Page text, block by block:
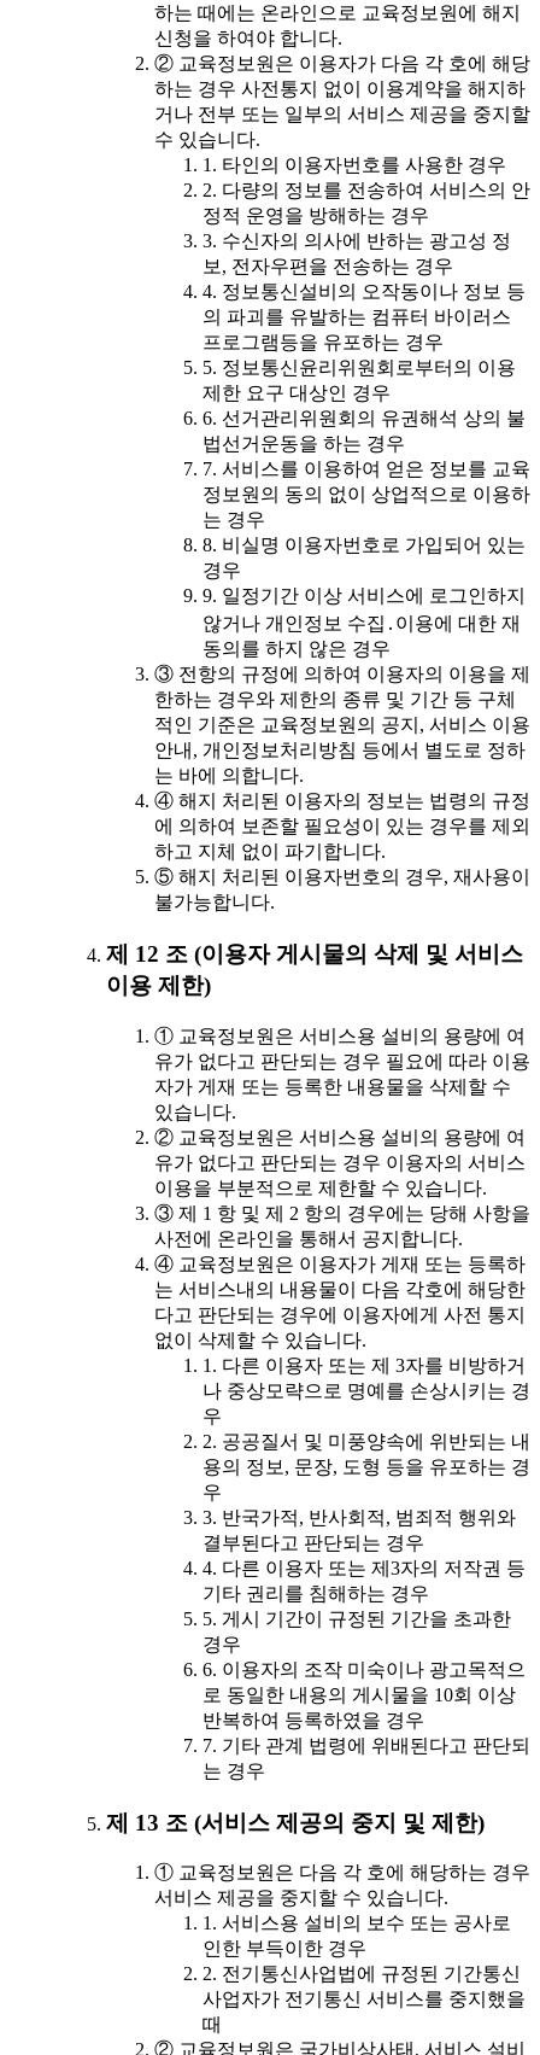
하는 때에는 온라인으로 교육정보원에 해지
신청을 하여야 합니다.
② 교육정보원은 이용자가 다음 각 호에 해당
하는 경우 사전통지 없이 이용계약을 해지하
거나 전부 또는 일부의 서비스 제공을 중지할
수 있습니다.
1. 타인의 이용자번호를 사용한 경우
2. 다량의 정보를 전송하여 서비스의 안
정적 운영을 방해하는 경우
3. 수신자의 의사에 반하는 광고성 정
보, 전자우편을 전송하는 경우
4. 정보통신설비의 오작동이나 정보 등
의 파괴를 유발하는 컴퓨터 바이러스
프로그램등을 유포하는 경우
5. 정보통신윤리위원회로부터의 이용
제한 요구 대상인 경우
6. 선거관리위원회의 유권해석 상의 불
법선거운동을 하는 경우
7. 서비스를 이용하여 얻은 정보를 교육
정보원의 동의 없이 상업적으로 이용하
는 경우
8. 비실명 이용자번호로 가입되어 있는
경우
9. 일정기간 이상 서비스에 로그인하지
않거나 개인정보 수집․이용에 대한 재
동의를 하지 않은 경우
③ 전항의 규정에 의하여 이용자의 이용을 제
한하는 경우와 제한의 종류 및 기간 등 구체
적인 기준은 교육정보원의 공지, 서비스 이용
안내, 개인정보처리방침 등에서 별도로 정하
는 바에 의합니다.
④ 해지 처리된 이용자의 정보는 법령의 규정
에 의하여 보존할 필요성이 있는 경우를 제외
하고 지체 없이 파기합니다.
⑤ 해지 처리된 이용자번호의 경우, 재사용이
불가능합니다.
제 12 조 (이용자 게시물의 삭제 및 서비스
이용 제한)
① 교육정보원은 서비스용 설비의 용량에 여
유가 없다고 판단되는 경우 필요에 따라 이용
자가 게재 또는 등록한 내용물을 삭제할 수
있습니다.
② 교육정보원은 서비스용 설비의 용량에 여
유가 없다고 판단되는 경우 이용자의 서비스
이용을 부분적으로 제한할 수 있습니다.
③ 제 1 항 및 제 2 항의 경우에는 당해 사항을
사전에 온라인을 통해서 공지합니다.
④ 교육정보원은 이용자가 게재 또는 등록하
는 서비스내의 내용물이 다음 각호에 해당한
다고 판단되는 경우에 이용자에게 사전 통지
없이 삭제할 수 있습니다.
1. 다른 이용자 또는 제 3자를 비방하거
나 중상모략으로 명예를 손상시키는 경
우
2. 공공질서 및 미풍양속에 위반되는 내
용의 정보, 문장, 도형 등을 유포하는 경
우
3. 반국가적, 반사회적, 범죄적 행위와
결부된다고 판단되는 경우
4. 다른 이용자 또는 제3자의 저작권 등
기타 권리를 침해하는 경우
5. 게시 기간이 규정된 기간을 초과한
경우
6. 이용자의 조작 미숙이나 광고목적으
로 동일한 내용의 게시물을 10회 이상
반복하여 등록하였을 경우
7. 기타 관계 법령에 위배된다고 판단되
는 경우
제 13 조 (서비스 제공의 중지 및 제한)
① 교육정보원은 다음 각 호에 해당하는 경우
서비스 제공을 중지할 수 있습니다.
1. 서비스용 설비의 보수 또는 공사로
인한 부득이한 경우
2. 전기통신사업법에 규정된 기간통신
사업자가 전기통신 서비스를 중지했을
때
② 교육정보원은 국가비상사태, 서비스 설비